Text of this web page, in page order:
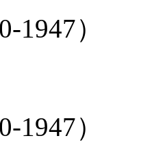
1947）
1947）